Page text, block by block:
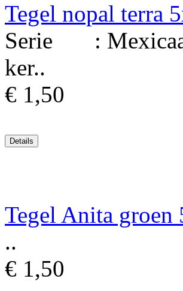
Tegel nopal terra
Serie :
ker..
€ 1,50
Tegel Anita groen
..
€ 1,50